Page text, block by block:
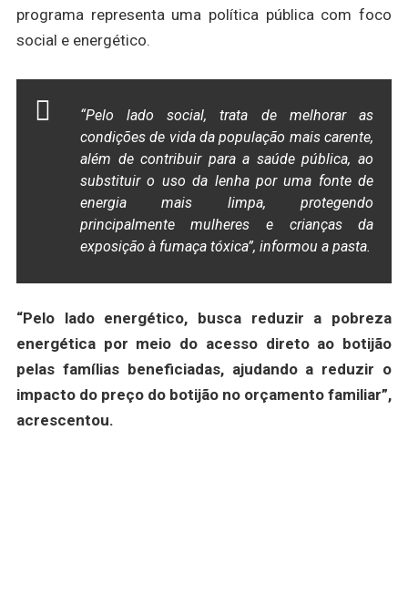
programa representa uma política pública com foco
social e energético.
“Pelo lado social, trata de melhorar as
condições de vida da população mais carente,
além de contribuir para a saúde pública, ao
substituir o uso da lenha por uma fonte de
energia mais limpa, protegendo
principalmente mulheres e crianças da
exposição à fumaça tóxica”, informou a pasta.
“Pelo lado energético, busca reduzir a pobreza
energética por meio do acesso direto ao botijão
pelas famílias beneficiadas, ajudando a reduzir o
impacto do preço do botijão no orçamento familiar”,
acrescentou.